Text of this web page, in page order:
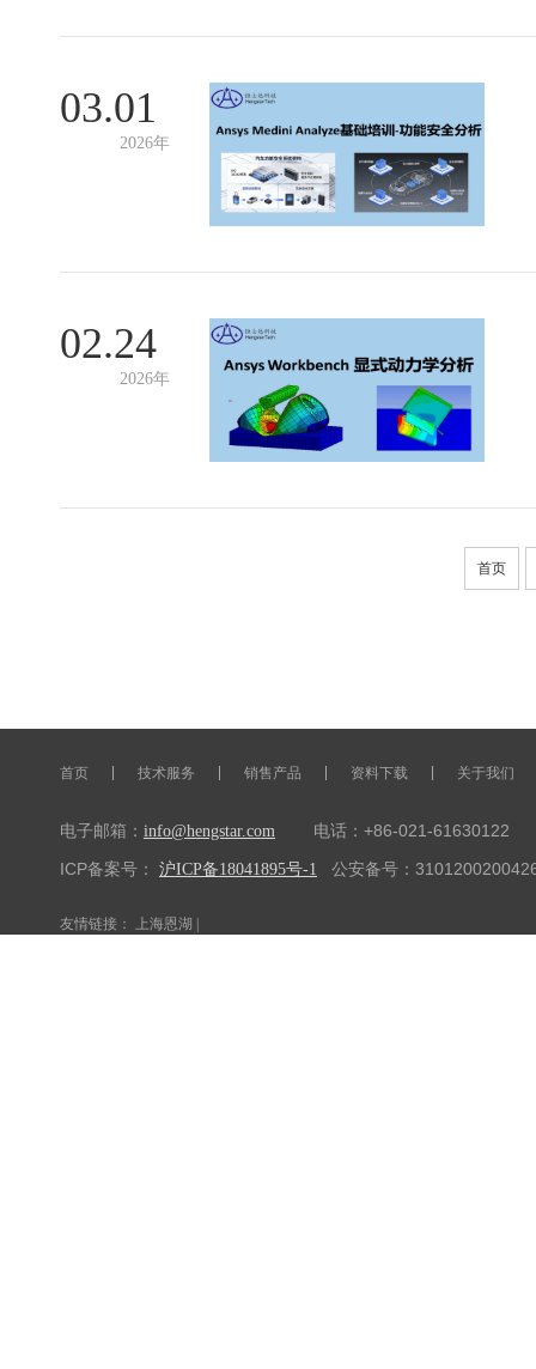
03.01
2026年
02.24
2026年
首页
首页 技术服务 销售产品 资料下载 关于我们
电子邮箱： info@hengstar.com
电话：+86-021-61630122
ICP备案号： 沪ICP备18041895号-1 公安备号：
友情链接： 上海恩湖